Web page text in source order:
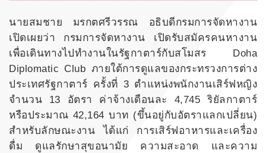
นายสมชาย มรกตศรีวรรณ อธิบดีกรมการจัดหางาน
เปิดเผยว่า กรมการจัดหางาน เปิดรับสมัครคนหางาน
เพื่อเดินทางไปทำงานในรัฐกาตาร์กับสโมสร Doha
Diplomatic Club ภายใต้การดูแลของกระทรวงการต่าง
ประเทศรัฐกาตาร์ ครั้งที่ 3 ตำแหน่งพนักงานเสิร์ฟหญิง
จำนวน 13 อัตรา ค่าจ้างเดือนละ 4,745 ริยัลกาตาร์
หรือประมาณ 42,164 บาท (ขึ้นอยู่กับอัตราแลกเปลี่ยน)
สำหรับลักษณะงาน ได้แก่ การเสิร์ฟอาหารและเครื่อง
ดื่ม ดูแลรักษาสุขอนามัย ความสะอาด และความ